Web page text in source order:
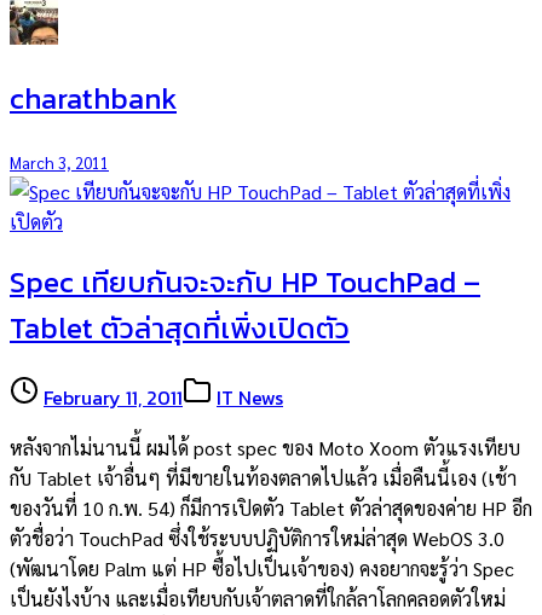
charathbank
March 3, 2011
Spec เทียบกันจะจะกับ HP TouchPad –
Tablet ตัวล่าสุดที่เพิ่งเปิดตัว
February 11, 2011 IT News
หลังจากไม่นานนี้ ผมได้ post spec ของ Moto Xoom ตัวแรงเทียบ
กับ Tablet เจ้าอื่นๆ ที่มีขายในท้องตลาดไปแล้ว เมื่อคืนนี้เอง (เช้า
ของวันที่ 10 ก.พ. 54) ก็มีการเปิดตัว Tablet ตัวล่าสุดของค่าย HP อีก
ตัวชื่อว่า TouchPad ซึ่งใช้ระบบปฏิบัติการใหม่ล่าสุด WebOS 3.0
(พัฒนาโดย Palm แต่ HP ซื้อไปเป็นเจ้าของ) คงอยากจะรู้ว่า Spec
เป็นยังไงบ้าง และเมื่อเทียบกับเจ้าตลาดที่ใกล้ลาโลกคลอดตัวใหม่